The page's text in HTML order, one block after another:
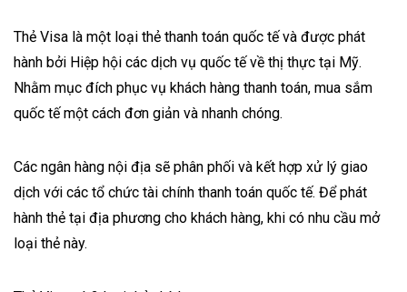
Thẻ Visa là một loại thẻ thanh toán quốc tế và được phát
hành bởi Hiệp hội các dịch vụ quốc tế về thị thực tại Mỹ.
Nhằm mục đích phục vụ khách hàng thanh toán, mua sắm
quốc tế một cách đơn giản và nhanh chóng.
Các ngân hàng nội địa sẽ phân phối và kết hợp xử lý giao
dịch với các tổ chức tài chính thanh toán quốc tế. Để phát
hành thẻ tại địa phương cho khách hàng, khi có nhu cầu mở
loại thẻ này.